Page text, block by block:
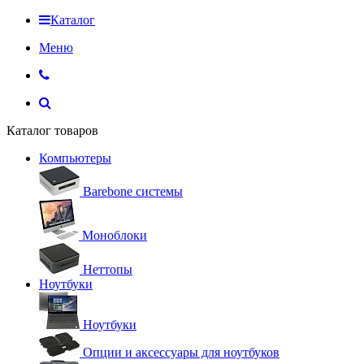
Каталог
Меню
Каталог товаров
Компьютеры
Barebone системы
Моноблоки
Неттопы
Ноутбуки
Ноутбуки
Опции и аксессуары для ноутбуков